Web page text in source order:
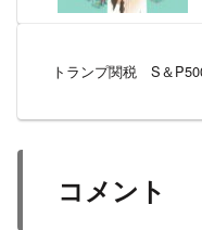
トランプ関税 S＆
コメント